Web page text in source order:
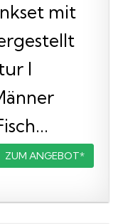
mit
I
ZUM ANGEBOT*